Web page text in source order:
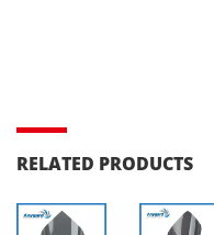
RELATED PRODUCTS